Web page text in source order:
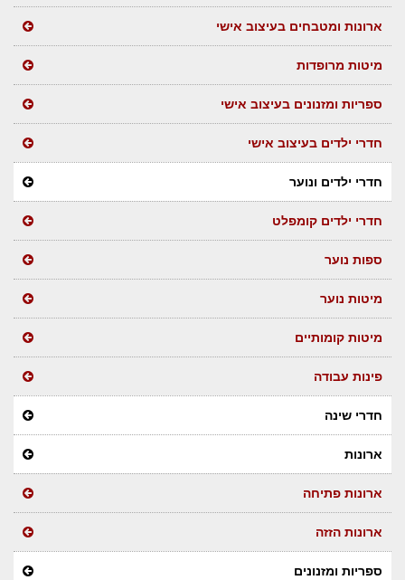
ארונות ומטבחים בעיצוב אישי
מיטות מרופדות
ספריות ומזנונים בעיצוב אישי
חדרי ילדים בעיצוב אישי
חדרי ילדים ונוער
חדרי ילדים קומפלט
ספות נוער
מיטות נוער
מיטות קומותיים
פינות עבודה
חדרי שינה
ארונות
ארונות פתיחה
ארונות הזזה
ספריות ומזנונים